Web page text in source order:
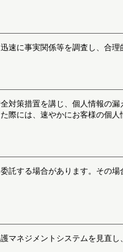
に事実関係等を調査し、合理
策措置を講じ、個人情報の
には、速やかにお客様の個人
する場合があります。その
ネジメントシステムを見直し